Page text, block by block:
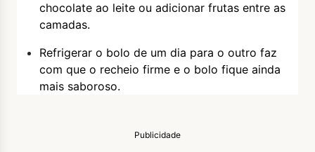
chocolate ao leite ou adicionar frutas entre as
camadas.
Refrigerar o bolo de um dia para o outro faz
com que o recheio firme e o bolo fique ainda
mais saboroso.
Publicidade